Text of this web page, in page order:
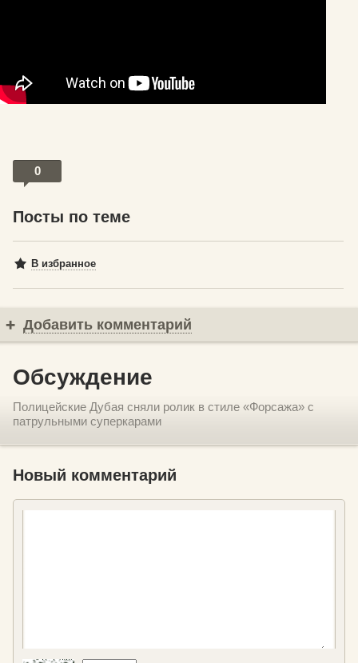
0
Посты по теме
В избранное
Добавить комментарий
Обсуждение
Полицейские Дубая сняли ролик в стиле «Форсажа» с
патрульными суперкарами
Новый комментарий